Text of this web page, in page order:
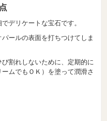
デリケートな宝石です。
ールの表面を打ちつけてしま
割れしないために、定期的に
ムでもＯＫ）を塗って潤滑さ